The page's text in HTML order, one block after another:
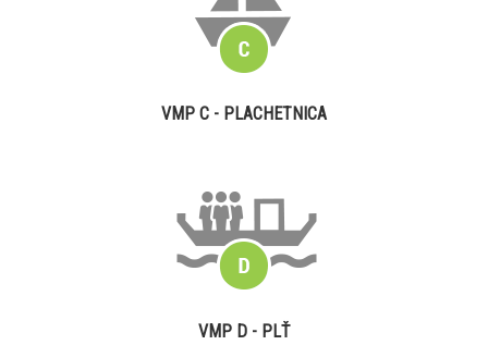
VMP C - PLACHETNICA
VMP D - PLŤ